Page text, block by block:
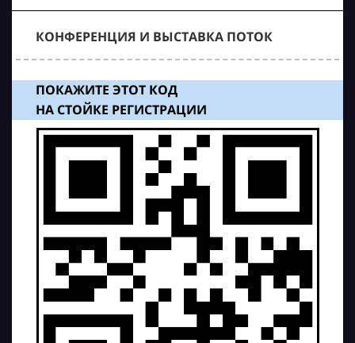
КОНФЕРЕНЦИЯ И ВЫСТАВКА ПОТОК
ПОКАЖИТЕ ЭТОТ КОД
НА СТОЙКЕ РЕГИСТРАЦИИ